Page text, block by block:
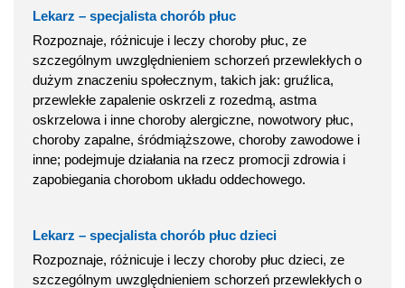
Lekarz – specjalista chorób płuc
Rozpoznaje, różnicuje i leczy choroby płuc, ze
szczególnym uwzględnieniem schorzeń przewlekłych o
dużym znaczeniu społecznym, takich jak: gruźlica,
przewlekłe zapalenie oskrzeli z rozedmą, astma
oskrzelowa i inne choroby alergiczne, nowotwory płuc,
choroby zapalne, śródmiąższowe, choroby zawodowe i
inne; podejmuje działania na rzecz promocji zdrowia i
zapobiegania chorobom układu oddechowego.
Lekarz – specjalista chorób płuc dzieci
Rozpoznaje, różnicuje i leczy choroby płuc dzieci, ze
szczególnym uwzględnieniem schorzeń przewlekłych o